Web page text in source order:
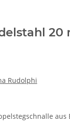
20
Rudolphi
aus